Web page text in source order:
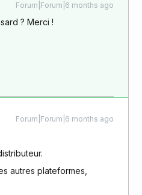
Forum|Forum|6 months ago
? Merci !
Forum|Forum|6 months ago
autres plateformes,